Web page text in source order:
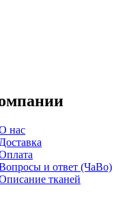
нас
Доставка
и ответ (ЧаВо)
тканей